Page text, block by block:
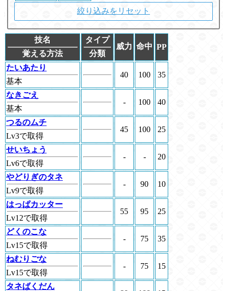
絞り込みをリセット
技名
覚える方法
タイプ
分類
威力 命中 PP
たいあたり
基本
40 100 35
なきごえ
基本
- 100 40
つるのムチ
Lv3で取得
45 100 25
せいちょう
Lv6で取得
- - 20
やどりぎのタネ
Lv9で取得
- 90 10
はっぱカッター
Lv12で取得
55 95 25
どくのこな
Lv15で取得
- 75 35
ねむりごな
Lv15で取得
- 75 15
タネばくだん